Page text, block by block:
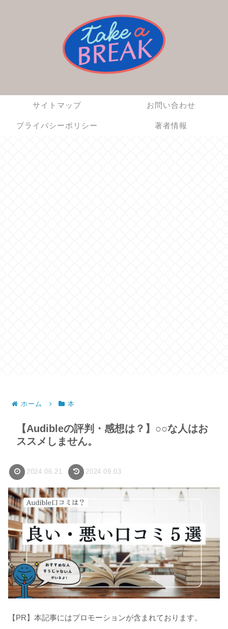
サイトマップ お問い合わせ
プライバシーポリシー 著者情報
ホーム 本
【Audibleの評判・感想は？】○○な人はお
ススメしません。
2024.06.21 2024.09.03
【PR】本記事にはプロモーションが含まれております。